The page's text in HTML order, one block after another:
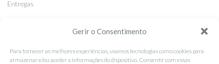
Gerir o Consentimento
Para fornecer as melhores experiências, usamos tecnologias como cookies para
armazenar e/ou aceder a informações do dispositivo. Consentir com essas
Entregas
SEGUE-NOS